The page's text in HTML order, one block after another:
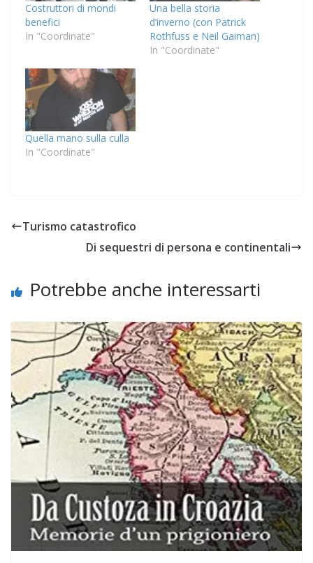
Costruttori di mondi
benefici
In "Coordinate"
Una bella storia
d’inverno (con Patrick
Rothfuss e Neil Gaiman)
In "Coordinate"
Quella mano sulla culla
In "Coordinate"
Turismo catastrofico
Di sequestri di persona e continentali
Potrebbe anche interessarti